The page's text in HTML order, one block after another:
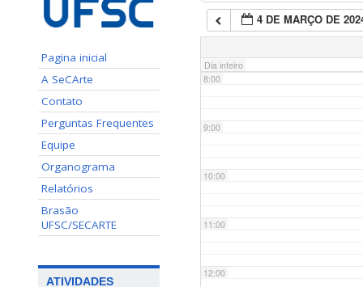
Pagina inicial
A SeCArte
Contato
Perguntas Frequentes
Equipe
Organograma
Relatórios
Brasão
UFSC/SECARTE
ATIVIDADES
4 DE MARÇO DE
Dia inteiro
7:00
8:00
9:00
10:00
11:00
12:00